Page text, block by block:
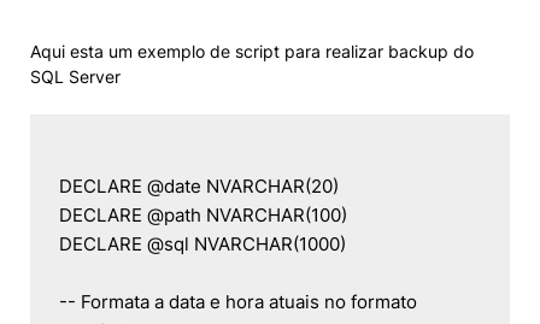
Aqui esta um exemplo de script para realizar backup do
SQL Server
DECLARE @date NVARCHAR(20)
DECLARE @path NVARCHAR(100)
DECLARE @sql NVARCHAR(1000)
-- Formata a data e hora atuais no formato